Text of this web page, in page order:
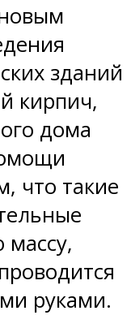
зданий
кирпич,
дома
что такие
руками.